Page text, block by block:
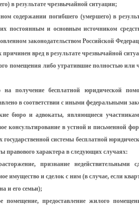
в результате чрезвычайной ситуации;
содержании погибшего (умершего) в
постоянным и основным источником
законодательством Российской
вред в результате чрезвычайной
помещения либо утратившие полностью или
получение бесплатной юридической
в соответствии с иными федеральными
бюро и адвокаты, являющиеся
консультирование в устной и письменной
системы бесплатной
правового характера в следующих случаях:
признание недействительными
имущество и сделок с ним (в случае, если
и его семьи);
предоставление жилого